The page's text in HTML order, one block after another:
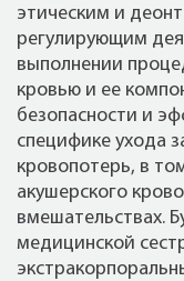
этическим и
регулирующим
выполнении
кровью и ее
безопасности и
специфике ухода
кровопотерь, в
акушерского
вмешательствах.
медицинской